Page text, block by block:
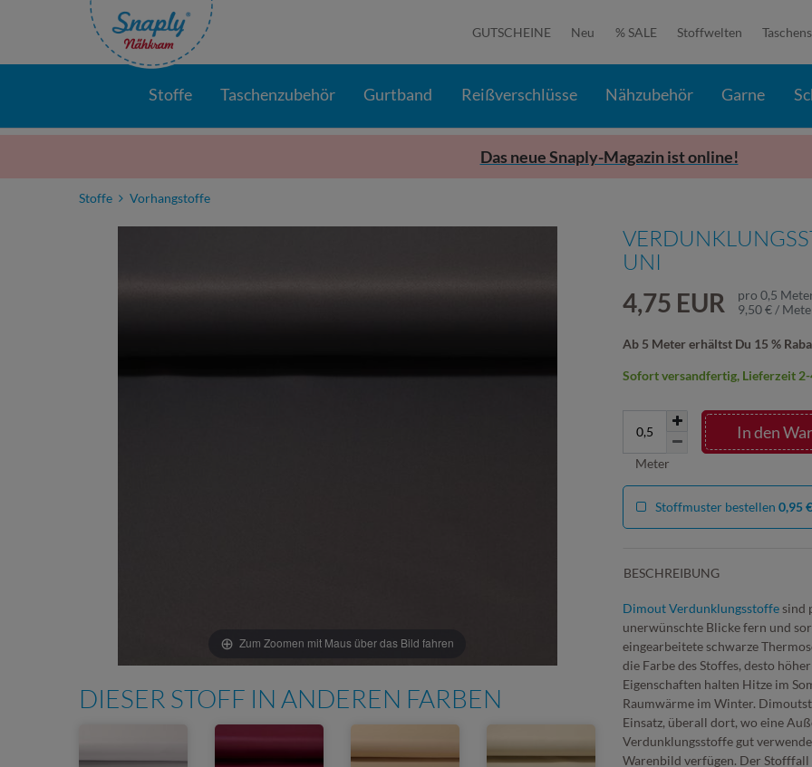
GUTSCHEINE Neu % SALE Stoffwelten
Stoffe Taschenzubehör Gurtband Reißverschlüsse Nähzubehör Garne
Das neue Snaply-Magazin ist online!
Stoffe Vorhangstoffe
Zum Zoomen mit Maus über das Bild fahren
DIESER STOFF IN ANDEREN FARBEN
UNI
4,75 EUR pro 0,5
9,50 € /
Ab 5 Meter erhältst Du 15 %
In den
Meter
Sofort versandfertig, Lieferzeit
Stoffmuster bestellen 0,95 €
BESCHREIBUNG
Dimout Verdunklungsstoffe sind
unerwünschte Blicke fern und
eingearbeitete schwarze
die Farbe des Stoffes, desto
Eigenschaften halten Hitze im
Raumwärme im Winter.
Einsatz, überall dort, wo eine
Verdunklungsstoffe gut
Warenbild verfügen. Der